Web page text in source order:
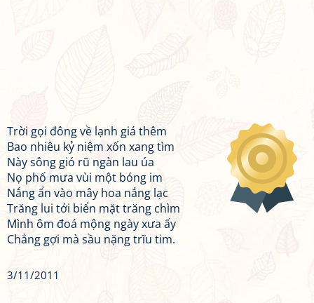
Trời gọi đông về lạnh giá thêm
Bao nhiêu kỷ niệm xốn xang tìm
Này sông gió rũ ngàn lau úa
Nọ phố mưa vùi một bóng im
Nắng ẩn vào mây hoa nắng lạc
Trăng lui tới biển mặt trăng chìm
Mình ôm đoá mộng ngày xưa ấy
Chẳng gợi mà sầu nặng trĩu tim.
3/11/2011